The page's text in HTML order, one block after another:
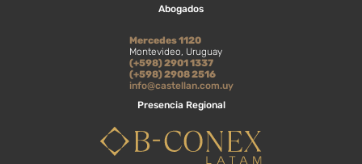
Presencia Regional
Abogados
Mercedes 1120
Montevideo, Uruguay
(+598) 2901 1337
(+598) 2908 2516
info@castellan.com.uy